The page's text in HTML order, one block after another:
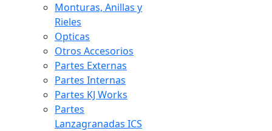
Monturas, Anillas y
Rieles
Opticas
Otros Accesorios
Partes Externas
Partes Internas
Partes KJ Works
Partes
Lanzagranadas ICS